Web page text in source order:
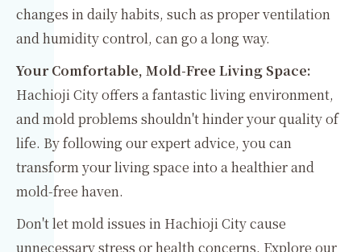
changes in daily habits, such as proper ventilation
and humidity control, can go a long way.
Your Comfortable, Mold-Free Living Space:
Hachioji City offers a fantastic living environment,
and mold problems shouldn't hinder your quality of
life. By following our expert advice, you can
transform your living space into a healthier and
mold-free haven.
Don't let mold issues in Hachioji City cause
unnecessary stress or health concerns. Explore our